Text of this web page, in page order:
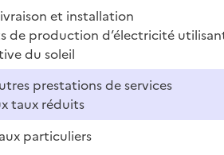
et installation
de production d’électricité
du soleil
prestations de services
taux réduits
particuliers